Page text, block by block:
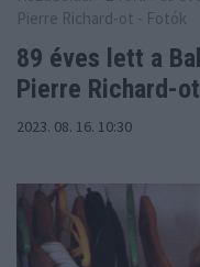
Pierre Richard-ot - Fotók
89 éves lett a
Pierre Richard-
2023. 08. 16. 10:30